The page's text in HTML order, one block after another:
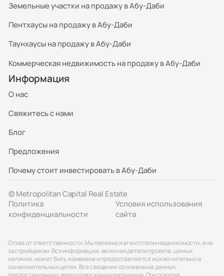
Земельные участки на продажу в Абу-Даби
Пентхаусы на продажу в Абу-Даби
Таунхаусы на продажу в Абу-Даби
Коммерческая недвижимость на продажу в Абу-Даби
Информация
О нас
Свяжитесь с нами
Блог
Предложения
Почему стоит инвестировать в Абу-Даби
© Metropolitan Capital Real Estate
Политика
конфиденциальности
Условия использования
сайта
Отказ от ответственности. Мы являемся агентством недвижимости, а не
застройщиком. Вся информация, включая детали проекта, цены и
наличие, может быть изменена и предоставляется исключительно в
ознакомительных целях. Все сведения основаны на данных,